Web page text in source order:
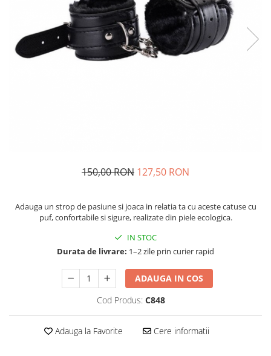
150,00 RON 127,50 RON
Adauga un strop de pasiune si joaca in relatia ta cu aceste catuse cu
puf, confortabile si sigure, realizate din piele ecologica.
IN STOC
Durata de livrare: 1–2 zile prin curier rapid
ADAUGA IN COS
Cod Produs: C848
Adauga la Favorite Cere informatii